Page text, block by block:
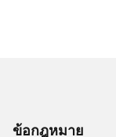
ข้อกฎหมาย